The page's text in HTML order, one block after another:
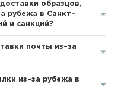
образцов,
рубежа в Санкт–
и санкций?
почты из–за
из–за рубежа в